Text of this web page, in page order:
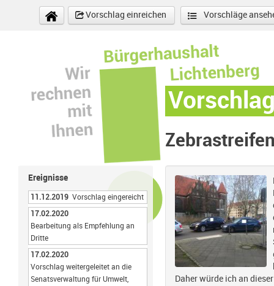
Direkt zum Inhalt
Vorschlag einreichen
Vorschläge
Ereignisse
11.12.2019 Vorschlag eingereicht
17.02.2020
Bearbeitung als Empfehlung an
Dritte
17.02.2020
Vorschlag weitergeleitet an die
Senatsverwaltung für Umwelt,
Daher würde ich an